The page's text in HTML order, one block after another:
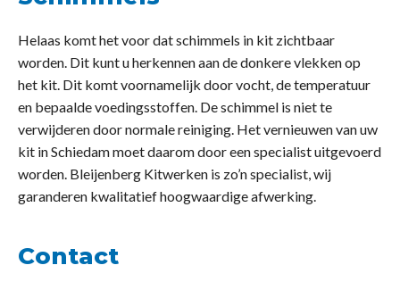
Helaas komt het voor dat schimmels in kit zichtbaar
worden. Dit kunt u herkennen aan de donkere vlekken op
het kit. Dit komt voornamelijk door vocht, de temperatuur
en bepaalde voedingsstoffen. De schimmel is niet te
verwijderen door normale reiniging. Het vernieuwen van uw
kit in Schiedam moet daarom door een specialist uitgevoerd
worden. Bleijenberg Kitwerken is zo’n specialist, wij
garanderen kwalitatief hoogwaardige afwerking.
Contact